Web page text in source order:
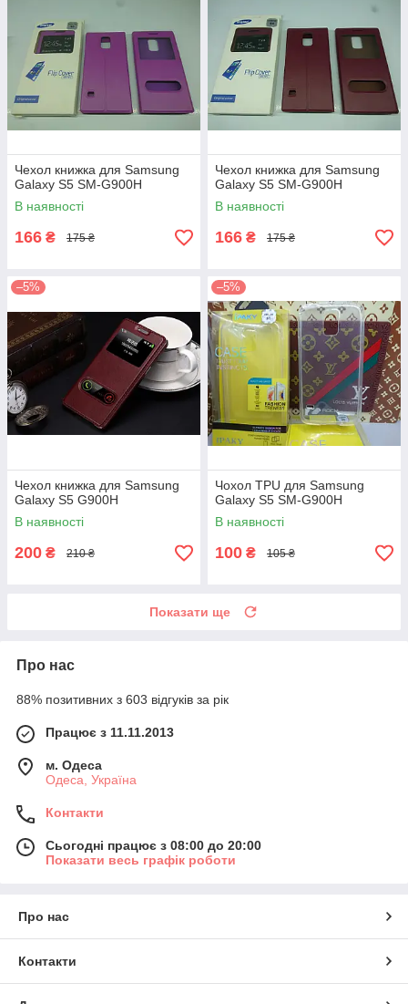
Чехол книжка для Samsung
Galaxy S5 SM-G900H
В наявності
166 ₴ 175 ₴
Чехол книжка для Samsung
Galaxy S5 SM-G900H
В наявності
166 ₴ 175 ₴
–5%
Чехол книжка для Samsung
Galaxy S5 G900H
В наявності
200 ₴ 210 ₴
–5%
Чохол TPU для Samsung
Galaxy S5 SM-G900H
В наявності
100 ₴ 105 ₴
Показати ще
Про нас
88% позитивних з 603 відгуків за рік
Працює з 11.11.2013
м. Одеса
Одеса, Україна
Контакти
Сьогодні працює з 08:00 до 20:00
Показати весь графік роботи
Про нас
Контакти